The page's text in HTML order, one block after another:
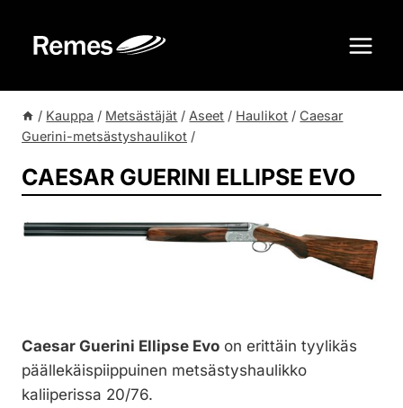
sisältöön
/ Kauppa / Metsästäjät / Aseet / Haulikot / Caesar
Guerini-metsästyshaulikot /
CAESAR GUERINI ELLIPSE EVO
Caesar Guerini Ellipse Evo on erittäin tyylikäs
päällekäispiippuinen metsästyshaulikko
kaliiperissa 20/76.